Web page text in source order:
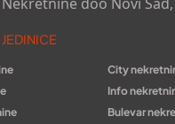
City
Info
Bulevar